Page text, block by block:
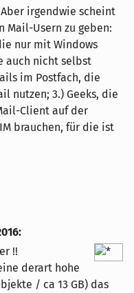
irgendwie scheint
Mail-Usern zu geben:
nur mit Windows
auch nicht selbst
im Postfach, die
nutzen; 3.) Geeks, die
Client auf der
brauchen, für die ist
:
!!
derart hohe
/ ca 13 GB) das